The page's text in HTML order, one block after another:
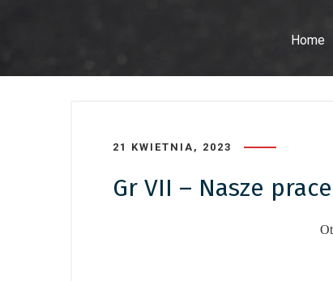
Home
21 KWIETNIA, 2023
Gr VII – Nasze